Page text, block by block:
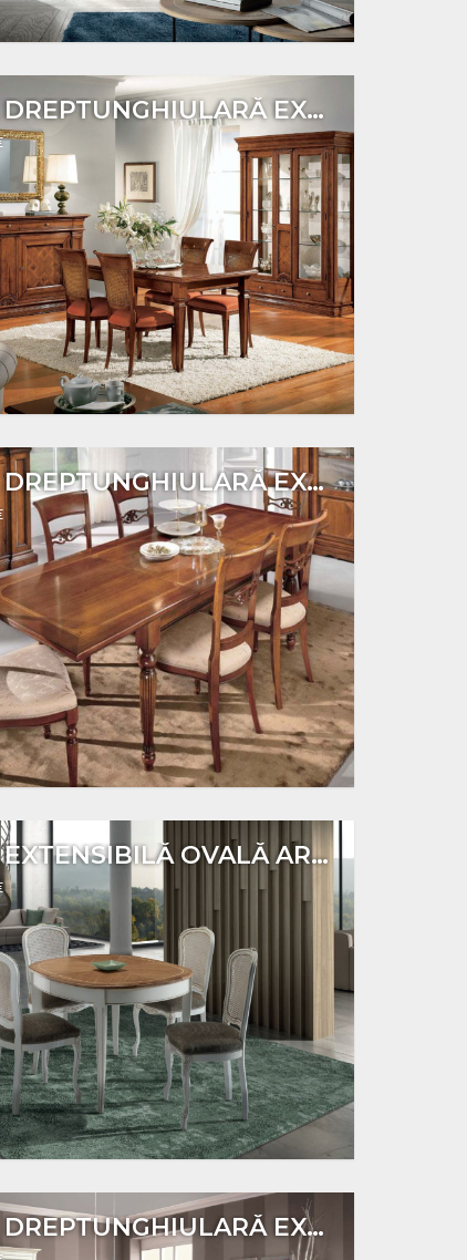
MASĂ DREPTUNGHIULARĂ EXTENSIBILĂ ART. 4047
MASĂ DREPTUNGHIULARĂ EXTENSIBILĂ ART. H612
MASĂ EXTENSIBILĂ OVALĂ ART. H8160
MASĂ DREPTUNGHIULARĂ EXTENSIBILĂ ART H609